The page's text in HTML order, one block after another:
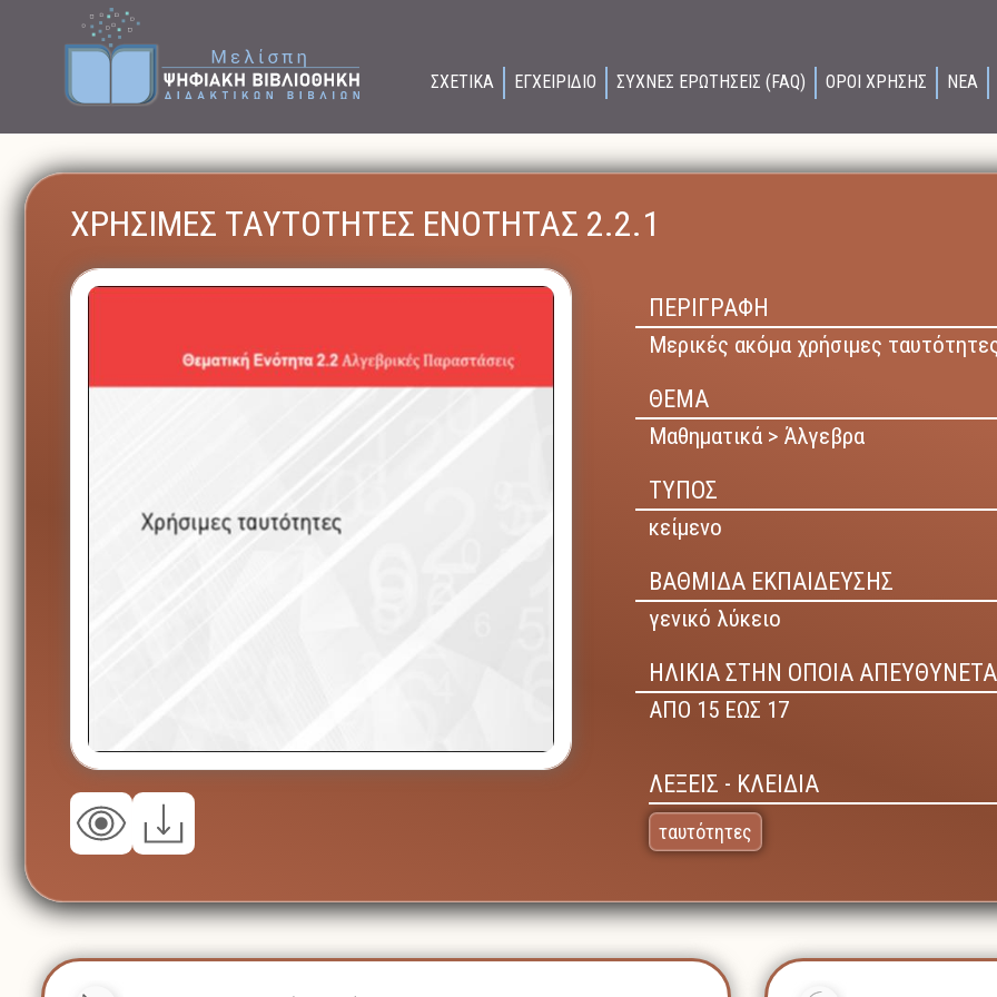
ΣΧΕΤΙΚΑ ΕΓΧΕΙΡΙΔΙΟ ΣΥΧΝΕΣ ΕΡΩΤΗΣΕΙΣ (FAQ) ΟΡΟΙ ΧΡΗΣΗΣ ΝΕΑ
ΧΡΗΣΙΜΕΣ ΤΑΥΤΟΤΗΤΕΣ ΕΝΟΤΗΤΑΣ 2.2.1
ΠΕΡΙΓΡΑΦΗ
Μερικές ακόμα χρήσιμες
ΘΕΜΑ
Μαθηματικά > Άλγεβρα
ΤΥΠΟΣ
κείμενο
ΒΑΘΜΙΔΑ ΕΚΠΑΙΔΕΥΣΗΣ
γενικό λύκειο
ΗΛΙΚΙΑ ΣΤΗΝ ΟΠΟΙΑ
ΑΠΟ 15 ΕΩΣ 17
ΛΕΞΕΙΣ - ΚΛΕΙΔΙΑ
ταυτότητες